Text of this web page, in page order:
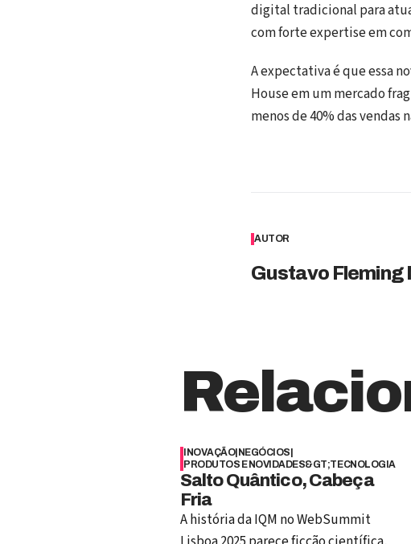
digital tradicional para
com forte expertise em
A expectativa é que essa
House em um mercado
menos de 40% das vendas
AUTOR
Gustavo Fleming
INOVAÇÃO| NEGÓCIOS
PRODUTOS E NOVIDADES&GT;TECNOLOGIA
Salto Quântico, Cabeça
Fria
A história da IQM no WebSummit